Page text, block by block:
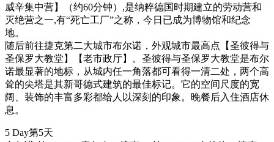
威辛集中营】（约60分钟）,是纳粹德国时期建立的劳动营和
灭绝营之一,有“死亡工厂”之称，今日已成为博物馆和纪念
地。
随后前往捷克第二大城市布尔诺，外观城市最高点【圣彼得与
圣保罗大教堂】【老市政厅】。圣彼得与圣保罗大教堂是布尔
诺最显著的地标，从城内任一角落都可看得一清二处，两个高
耸的尖塔是其新哥德式建筑的最佳标记。它的空间尺度的宽
阔、装饰的丰富多彩都给人以深刻的印象。晚餐后入住酒店休
息。
5 Day第5天